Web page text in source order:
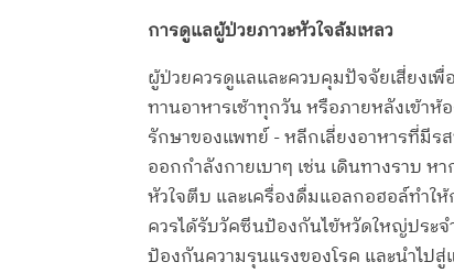
การดูแลผู้ป่วยภาวะหัวใจล้มเหลว
ผู้ป่วยควรดูแลและควบคุมปัจจัยเสี่ยงเ
ทานอาหารเช้าทุกวัน หรือภายหลังเข้า
รักษาของแพทย์ - หลีกเลี่ยงอาหารที่มีร
ออกกำลังกายเบาๆ เช่น เดินทางราบ
หัวใจตีบ และเครื่องดื่มแอลกอฮอล์ทำ
ควรได้รับวัคซีนป้องกันไข้หวัดใหญ่ปร
ป้องกันความรุนแรงของโรค และนำไป